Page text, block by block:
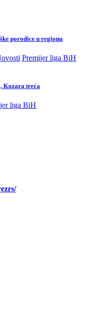
porodice u regionu
Premijer liga BiH
Kozara treća
liga BiH